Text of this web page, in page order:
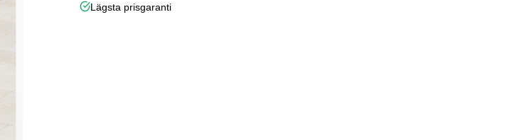
Lägsta prisgaranti